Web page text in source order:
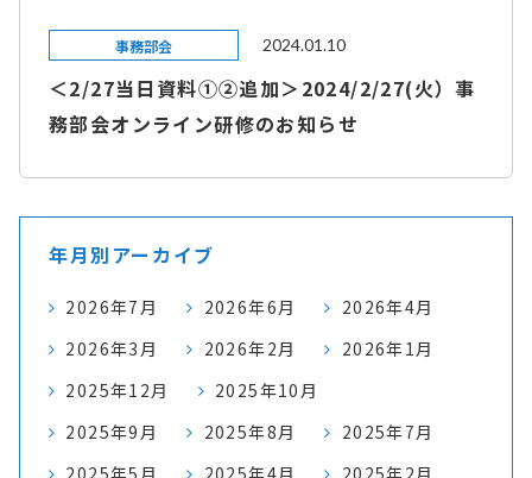
事務部会 2024.01.10
＜2/27当日資料①②追加＞2024/2/27(火）事
務部会オンライン研修のお知らせ
年月別アーカイブ
2026年7月 2026年6月
2026年4月
2026年3月
2026年2月
2026年1月
2025年12月
2025年10月
2025年9月
2025年8月
2025年7月